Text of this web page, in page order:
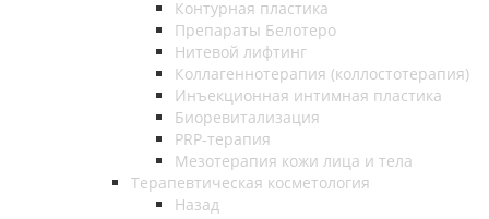
Контурная пластика
Препараты Белотеро
Нитевой лифтинг
Коллагеннотерапия (коллостотерапия)
Инъекционная интимная пластика
Биоревитализация
PRP-терапия
Мезотерапия кожи лица и тела
Терапевтическая косметология
Назад